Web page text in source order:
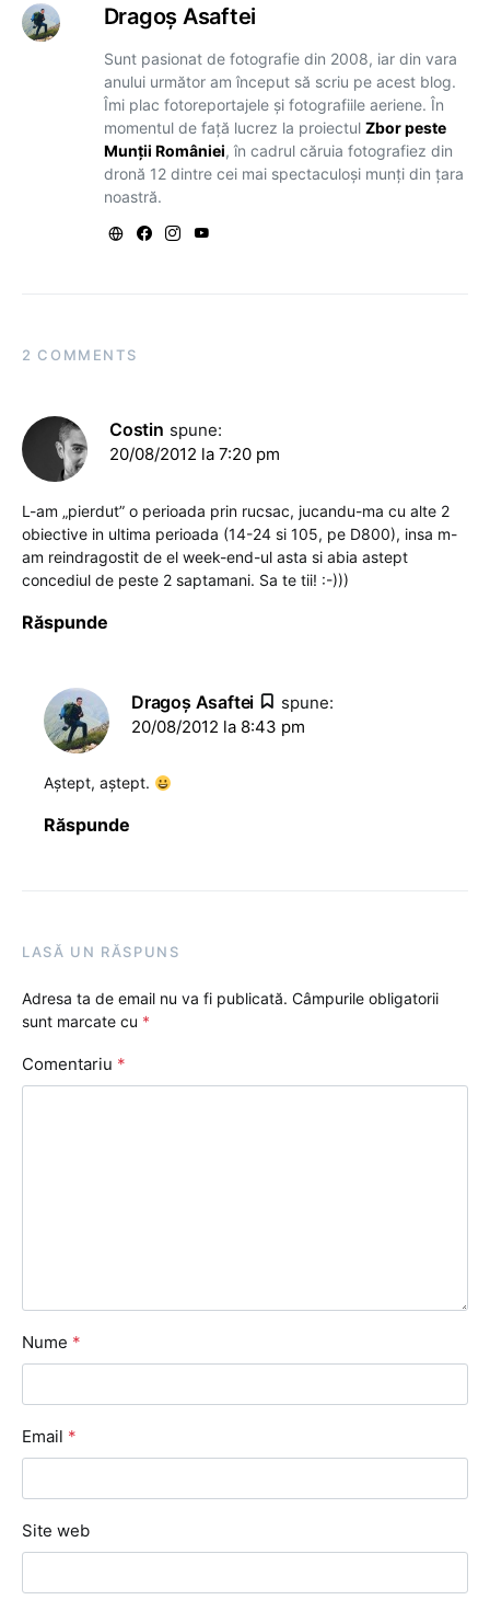
Dragoş Asaftei
Sunt pasionat de fotografie din 2008, iar din vara
anului următor am început să scriu pe acest blog.
Îmi plac fotoreportajele și fotografiile aeriene. În
momentul de față lucrez la proiectul Zbor peste
Munții României, în cadrul căruia fotografiez din
dronă 12 dintre cei mai spectaculoși munți din țara
noastră.
2 COMMENTS
Costin spune:
20/08/2012 la 7:20 pm
L-am „pierdut” o perioada prin rucsac, jucandu-ma cu alte 2
obiective in ultima perioada (14-24 si 105, pe D800), insa m-
am reindragostit de el week-end-ul asta si abia astept
concediul de peste 2 saptamani. Sa te tii! :-)))
Răspunde
Dragoş Asaftei
spune:
20/08/2012 la 8:43 pm
Aștept, aștept.
Răspunde
LASĂ UN RĂSPUNS
Adresa ta de email nu va fi publicată. Câmpurile obligatorii
sunt marcate cu *
Comentariu *
Nume *
Email *
Site web